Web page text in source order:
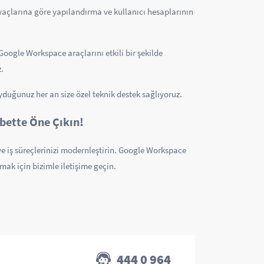
göre yapılandırma ve kullanıcı hesaplarının
Workspace araçlarını etkili bir şekilde
her an size özel teknik destek sağlıyoruz.
Öne Çıkın!
iş süreçlerinizi modernleştirin. Google Workspace
için bizimle iletişime geçin.
444 0 964